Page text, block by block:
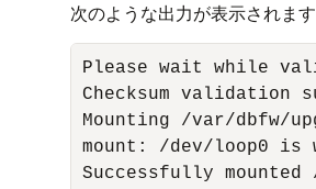
次のような出力が表示されます
Please wait while
Checksum
Mounting /var/dbfw/
mount: /dev/loop0 is
Successfully